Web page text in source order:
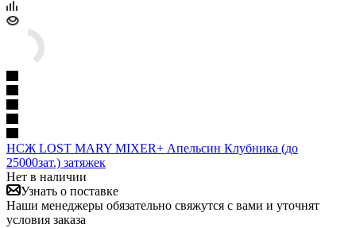
НСЖ LOST MARY MIXER+ Апельсин Клубника (до
25000зат.) затяжек
Нет в наличии
Узнать о поставке
Наши менеджеры обязательно свяжутся с вами и уточнят
условия заказа